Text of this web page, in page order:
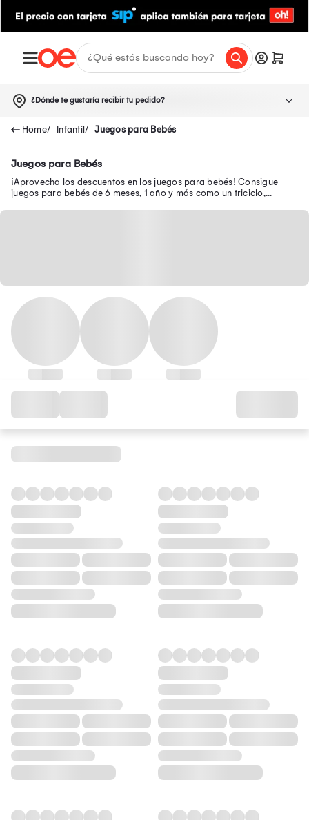
¿Dónde te gustaría recibir tu pedido?
Infantil Juegos para Bebés
Juegos para Bebés
¡Aprovecha los descuentos en los juegos para bebés! Consigue
juegos para bebés de 6 meses, 1 año y más como un triciclo,